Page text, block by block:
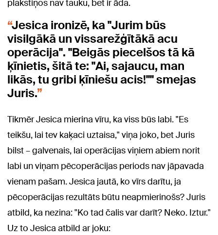
plakstiņos nav tauku, bet ir āda.
Jesica ironizē, ka "Jurim būs
visilgākā un vissarežģītākā acu
operācija". "Beigās piecelšos tā kā
ķīnietis, šitā te: "Ai, sajaucu, man
likās, tu gribi ķīniešu acis!"" smejas
Juris.
Tikmēr Jesica mierina vīru, ka viss būs labi. "Es
teikšu, lai tev kaķaci uztaisa," viņa joko, bet Juris
bilst – galvenais, lai operācijas viņiem abiem norit
labi un viņam pēcoperācijas periods nav jāpavada
vienam pašam. Jesica jautā, ko vīrs darītu, ja
pēcoperācijas rezultāts būtu neapmierinošs? Juris
atbild, ka nezina: "Ko tad čalis var darīt? Neko. Iztur."
Uz to Jesica atbild ar joku: